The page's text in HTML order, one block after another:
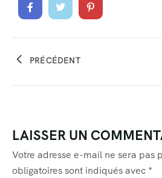
PRÉCÉDENT
LAISSER UN
Votre adresse e-mail ne sera pas
obligatoires sont indiqués avec *